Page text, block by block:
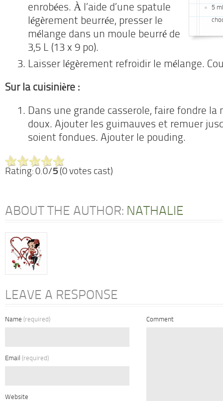
5
enrobées. À l’aide d’une spatule
légèrement beurrée, presser le
mélange dans un moule beurré de
3,5 L (13 x 9 po).
Laisser légèrement refroidir le mélange.
Sur la cuisinière :
Dans une grande casserole, faire fondre la
doux. Ajouter les guimauves et remuer
soient fondues. Ajouter le pouding.
Rating: 0.0/5 (0 votes cast)
ABOUT THE AUTHOR: NATHALIE
LEAVE A RESPONSE
Name (required)
Email (required)
Website
Comment